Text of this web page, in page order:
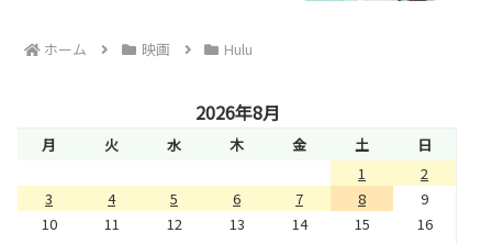
ホーム 映画 Hulu
2026年8月
月 火 水 木 金 土
日
1
2
3
4 5 6 7 8
9
10
11 12 13 14 15
16